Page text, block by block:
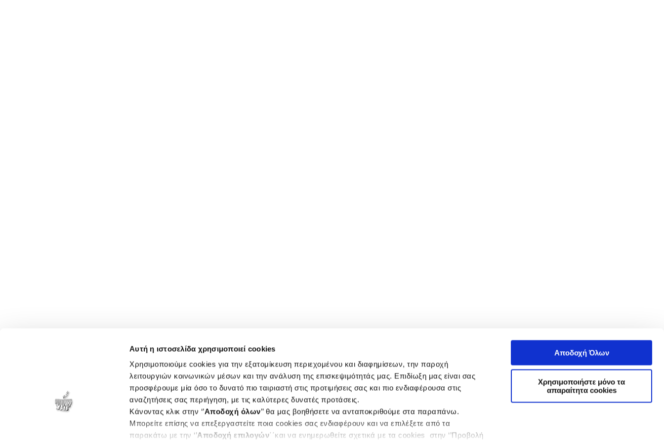
Αυτή η ιστοσελίδα χρησιμοποιεί cookies
Χρησιμοποιούμε cookies για την εξατομίκευση περιεχομένου και διαφημίσεων, την παροχή
λειτουργιών κοινωνικών μέσων και την ανάλυση της επισκεψιμότητάς μας. Επιδίωξη μας είναι σας
προσφέρουμε μία όσο το δυνατό πιο ταιριαστή στις προτιμήσεις σας και πιο ενδιαφέρουσα στις
αναζητήσεις σας περιήγηση, με τις καλύτερες δυνατές προτάσεις.
Κάνοντας κλικ στην ‘’Αποδοχή όλων’’ θα μας βοηθήσετε να ανταποκριθούμε στα παραπάνω.
Μπορείτε επίσης να επεξεργαστείτε ποια cookies σας ενδιαφέρουν και να επιλέξετε από τα
παρακάτω με την ‘’Αποδοχή επιλογών΄΄και να ενημερωθείτε σχετικά με τα cookies στην ‘’Προβολή
Αποδοχή Όλων
Χρησιμοποιήστε μόνο τα
απαραίτητα cookies